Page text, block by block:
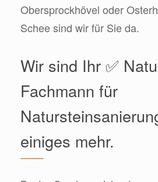
Obersprockhövel oder
Schee sind wir für Sie da.
Wir sind Ihr ✅
Fachmann für
einiges mehr.